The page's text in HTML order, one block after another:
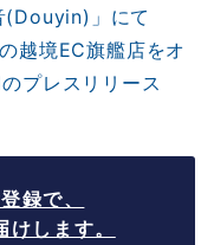
(Douyin)」にて
越境EC旗艦店をオ
プレスリリース
録で、
します。